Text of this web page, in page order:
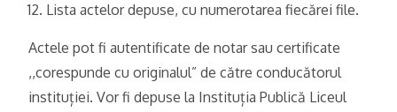
Lista actelor depuse, cu numerotarea fiecărei file.
Actele pot fi autentificate de notar sau certificate
,,corespunde cu originalul” de către conducătorul
instituției. Vor fi depuse la Instituția Publică Liceul